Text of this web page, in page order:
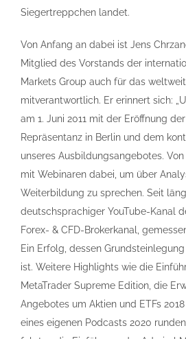
Siegertreppchen landet.
Von Anfang an dabei ist Jens
Mitglied des Vorstands der
Markets Group auch für das
mitverantwortlich. Er erinnert sich:
am 1. Juni 2011 mit der Eröffnung
Repräsentanz in Berlin und dem
unseres Ausbildungsangebotes.
mit Webinaren dabei, um über
Weiterbildung zu sprechen. Seit
deutschsprachiger YouTube-Kanal
Forex- & CFD-Brokerkanal,
Ein Erfolg, dessen
ist. Weitere Highlights wie die
MetaTrader Supreme Edition, die
Angebotes um Aktien und ETFs
eines eigenen Podcasts 2020